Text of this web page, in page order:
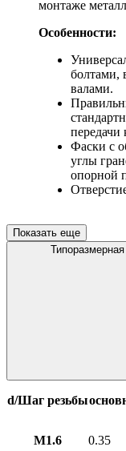
монтаже
Особенности:
болтами,
валами.
передачи
Фаски с
углы
опорной
Показать еще
d/Шаг резьбы
М1.6
0.35